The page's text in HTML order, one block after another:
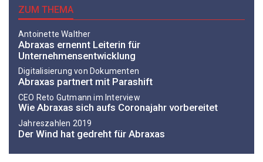
ZUM THEMA
Antoinette Walther
Abraxas ernennt Leiterin für
Unternehmensentwicklung
Digitalisierung von Dokumenten
Abraxas partnert mit Parashift
CEO Reto Gutmann im Interview
Wie Abraxas sich aufs Coronajahr vorbereitet
Jahreszahlen 2019
Der Wind hat gedreht für Abraxas